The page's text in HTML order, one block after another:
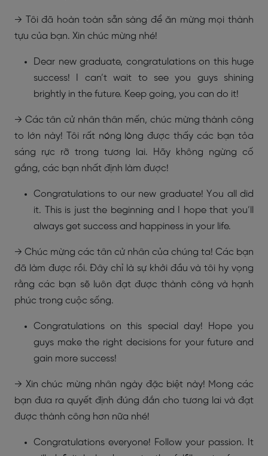
→ Tôi đã hoàn toàn sẵn sàng để ăn mừng mọi thành
tựu của bạn. Xin chúc mừng nhé!
Dear new graduate, congratulations on this huge
success! I can’t wait to see you guys shining
brightly in the future. Keep going, you can do it!
→ Các tân cử nhân thân mến, chúc mừng thành công
to lớn này! Tôi rất nóng lòng được thấy các bạn tỏa
sáng rực rỡ trong tương lai. Hãy không ngừng cố
gắng, các bạn nhất định làm được!
Congratulations to our new graduate! You all did
it. This is just the beginning and I hope that you’ll
always get success and happiness in your life.
→ Chúc mừng các tân cử nhân của chúng ta! Các bạn
đã làm được rồi. Đây chỉ là sự khởi đầu và tôi hy vọng
rằng các bạn sẽ luôn đạt được thành công và hạnh
phúc trong cuộc sống.
Congratulations on this special day! Hope you
guys make the right decisions for your future and
gain more success!
→ Xin chúc mừng nhân ngày đặc biệt này! Mong các
bạn đưa ra quyết định đúng đắn cho tương lai và đạt
được thành công hơn nữa nhé!
Congratulations everyone! Follow your passion. It